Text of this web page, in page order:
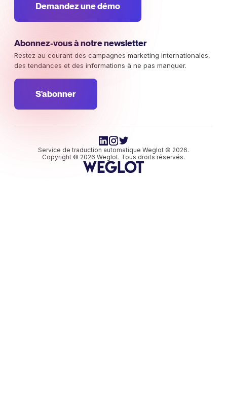
Demandez une démo
Abonnez-vous à notre newsletter
Restez au courant des campagnes marketing internationales,
des tendances et des informations à ne pas manquer.
S'abonner
Service de traduction automatique Weglot © 2026.
Copyright © 2026 Weglot. Tous droits réservés.